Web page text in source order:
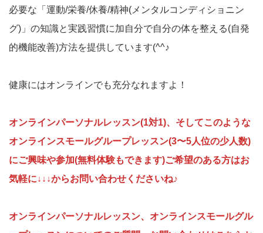
必要な「運動/栄養/休養/精神(メンタルコンディショニン
グ)」の知識と実践習慣に加自分で自分の体を整える(自発
的機能改善)方法を提供しています(^^♪
健康にはオンラインでも充分なれますよ！
オンラインパーソナルレッスン(1対1)、そしてこのような
オンラインスモールグループレッスン(3〜5人位の少人数)
にご興味や参加(無料体験もできます)ご希望のある方はお
気軽に↓↓↓からお問い合わせくださいね♪
オンラインパーソナルレッスン、オンラインスモールグル